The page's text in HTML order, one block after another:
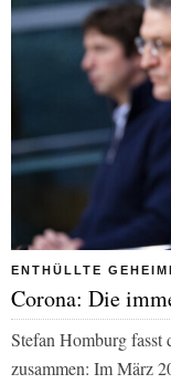
ENTHÜLLTE
Corona: Die
Stefan Homburg fasst
zusammen: Im März